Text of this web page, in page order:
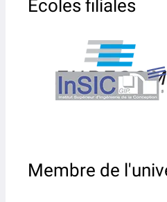
Écoles filiales
Membre de